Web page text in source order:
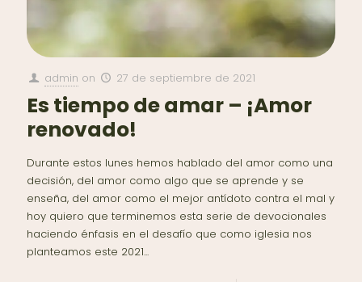
admin on 27 de septiembre de 2021
Es tiempo de amar – ¡Amor
renovado!
Durante estos lunes hemos hablado del amor como una
decisión, del amor como algo que se aprende y se
enseña, del amor como el mejor antídoto contra el mal y
hoy quiero que terminemos esta serie de devocionales
haciendo énfasis en el desafío que como iglesia nos
planteamos este 2021...